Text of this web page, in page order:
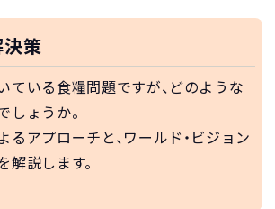
策
ている食糧問題ですが、どのような
しょうか。
るアプローチと、ワールド・ビジョン
解説します。